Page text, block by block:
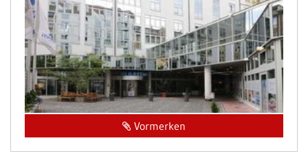
Vormerken